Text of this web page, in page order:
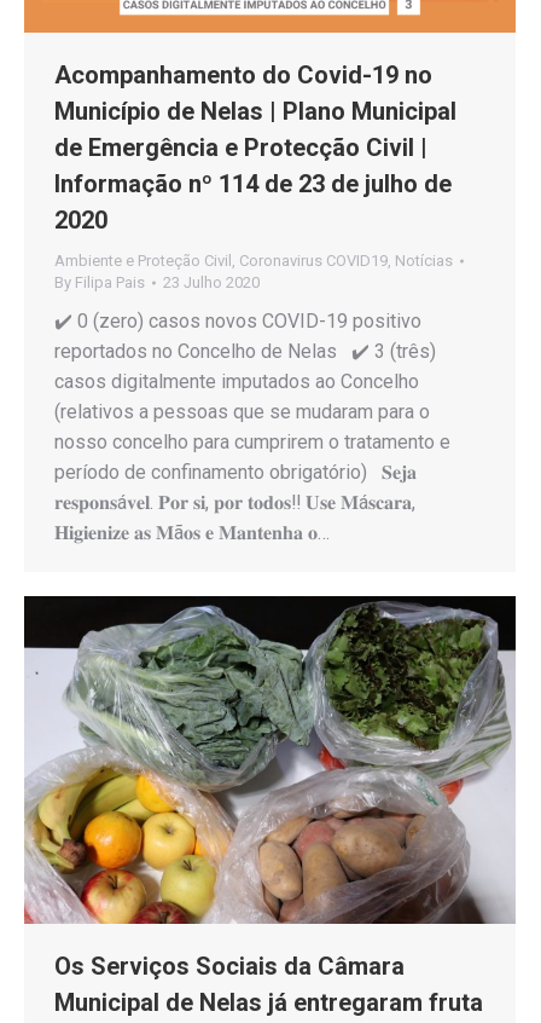
Acompanhamento do Covid-19 no
Município de Nelas | Plano Municipal
de Emergência e Protecção Civil |
Informação nº 114 de 23 de julho de
2020
Ambiente e Proteção Civil , Coronavirus COVID19, Notícias
By Filipa Pais 23 Julho 2020
✔️ 0 (zero) casos novos COVID-19 positivo
reportados no Concelho de Nelas ✔️ 3 (três)
casos digitalmente imputados ao Concelho
(relativos a pessoas que se mudaram para o
nosso concelho para cumprirem o tratamento e
período de confinamento obrigatório) 𝐒𝐞𝐣𝐚
𝐫𝐞𝐬𝐩𝐨𝐧𝐬á𝐯𝐞𝐥. 𝐏𝐨𝐫 𝐬𝐢, 𝐩𝐨𝐫 𝐭𝐨𝐝𝐨𝐬‼️ 𝐔𝐬𝐞 𝐌á𝐬𝐜𝐚𝐫𝐚,
𝐇𝐢𝐠𝐢𝐞𝐧𝐢𝐳𝐞 𝐚𝐬 𝐌ã𝐨𝐬 𝐞 𝐌𝐚𝐧𝐭𝐞𝐧𝐡𝐚 𝐨…
Os Serviços Sociais da Câmara
Municipal de Nelas já entregaram fruta